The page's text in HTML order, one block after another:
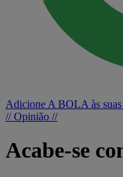
Adicione A BOLA às
// Opinião //
Acabe-se